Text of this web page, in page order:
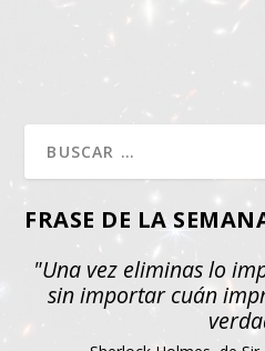
FRASE DE LA
"Una vez eliminas lo
sin importar cuán